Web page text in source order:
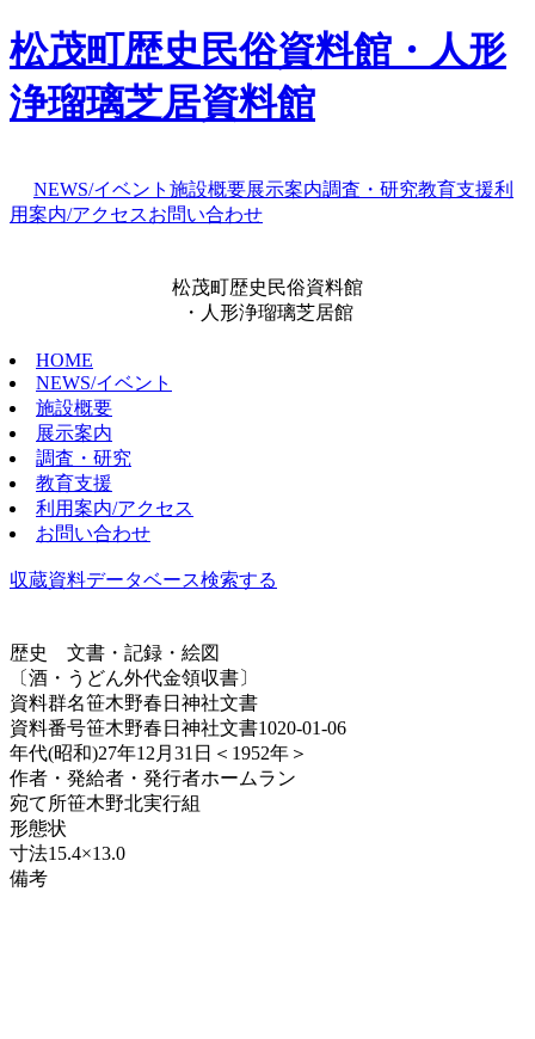
松茂町歴史民俗資料館・人形
浄瑠璃芝居資料館
NEWS/イベント 施設概要展示案内調査・研究教育支援利
用案内/アクセスお問い合わせ
松茂町歴史民俗資料館
・人形浄瑠璃芝居館
HOME
NEWS/イベント
施設概要
展示案内
調査・研究
教育支援
利用案内/アクセス
お問い合わせ
収蔵資料データベース検索する
歴史
文書・記録・絵図
〔酒・うどん外代金領収書〕
資料群名笹木野春日神社文書
資料番号笹木野春日神社文書1020-01-06
年代(昭和)27年12月31日＜1952年＞
作者・発給者・発行者ホームラン
宛て所笹木野北実行組
形態状
寸法15.4×13.0
備考